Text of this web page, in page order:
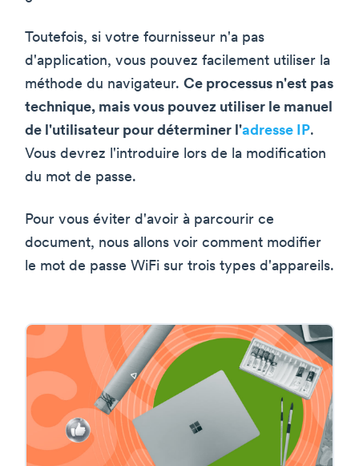
Toutefois, si votre fournisseur n'a pas
d'application, vous pouvez facilement utiliser la
méthode du navigateur. Ce processus n'est pas
technique, mais vous pouvez utiliser le manuel
de l'utilisateur pour déterminer l'adresse IP.
Vous devrez l'introduire lors de la modification
du mot de passe.
Pour vous éviter d'avoir à parcourir ce
document, nous allons voir comment modifier
le mot de passe WiFi sur trois types d'appareils.